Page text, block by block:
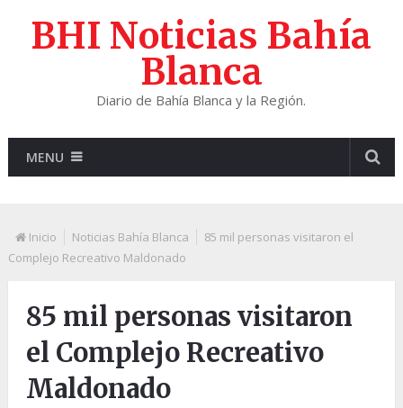
BHI Noticias Bahía
Blanca
Diario de Bahía Blanca y la Región.
MENU
Inicio Noticias Bahía Blanca
85 mil personas visitaron el
Complejo Recreativo Maldonado
85 mil personas visitaron
el Complejo Recreativo
Maldonado